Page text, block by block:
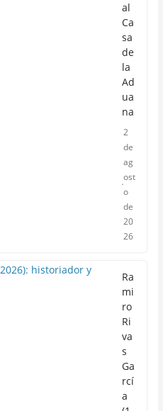
al
Ca
sa
de
la
Ad
ua
na
2
de
ag
ost
o
de
20
26
Ra
mi
ro
Ri
va
s
Ga
rcí
a